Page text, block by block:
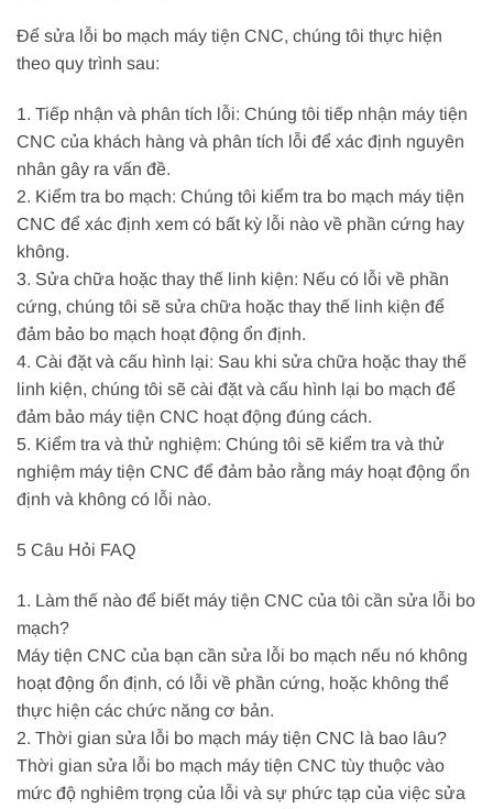
Để sửa lỗi bo mạch máy tiện CNC, chúng tôi thực hiện
theo quy trình sau:
1. Tiếp nhận và phân tích lỗi: Chúng tôi tiếp nhận máy tiện
CNC của khách hàng và phân tích lỗi để xác định nguyên
nhân gây ra vấn đề.
2. Kiểm tra bo mạch: Chúng tôi kiểm tra bo mạch máy tiện
CNC để xác định xem có bất kỳ lỗi nào về phần cứng hay
không.
3. Sửa chữa hoặc thay thế linh kiện: Nếu có lỗi về phần
cứng, chúng tôi sẽ sửa chữa hoặc thay thế linh kiện để
đảm bảo bo mạch hoạt động ổn định.
4. Cài đặt và cấu hình lại: Sau khi sửa chữa hoặc thay thế
linh kiện, chúng tôi sẽ cài đặt và cấu hình lại bo mạch để
đảm bảo máy tiện CNC hoạt động đúng cách.
5. Kiểm tra và thử nghiệm: Chúng tôi sẽ kiểm tra và thử
nghiệm máy tiện CNC để đảm bảo rằng máy hoạt động ổn
định và không có lỗi nào.
5 Câu Hỏi FAQ
1. Làm thế nào để biết máy tiện CNC của tôi cần sửa lỗi bo
mạch?
Máy tiện CNC của bạn cần sửa lỗi bo mạch nếu nó không
hoạt động ổn định, có lỗi về phần cứng, hoặc không thể
thực hiện các chức năng cơ bản.
2. Thời gian sửa lỗi bo mạch máy tiện CNC là bao lâu?
Thời gian sửa lỗi bo mạch máy tiện CNC tùy thuộc vào
mức độ nghiêm trọng của lỗi và sự phức tạp của việc sửa